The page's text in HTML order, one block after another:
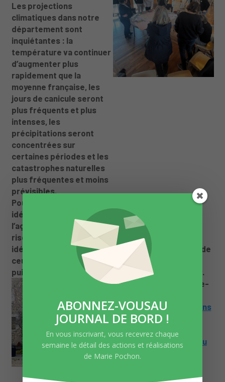
Les projections
climatiques dans notre
département sont
inquiétantes : la
température va continuer
d’augmenter plus
rapidement que la
moyenne française, les
jours de canicule seront
plus fréquents et plus
intenses, les
précipitations seront
concentrées sur
certaines périodes et les
catastrophes naturelles
plus fréquentes et moins
prévisibles.
Pour tout cela, il y a urgence à nous adapter. Des
idées ont été émises lors de tables rondes sur
l’agriculture, la forêt, le bâtiment et la gestion des
risques. Il est maintenant urgent de passer des
idées aux actes et je continuerai à être aux côtés de
ceux qui œuvrent pour que notre département
puisse rester habitable dans les décennies à venir.
Ce samedi
, à Sainte-
célébrions les 40 ans
de la Réserve des
Hauts Plateaux du
Vercors, jusqu’à peu
la plus grande,
réserve naturelle
ABONNEZ-VOUSAU
JOURNAL DE BORD !
En vous inscrivant, vous recevrez chaque
semaine le détail des actions et réalisations
de Marie Pochon.